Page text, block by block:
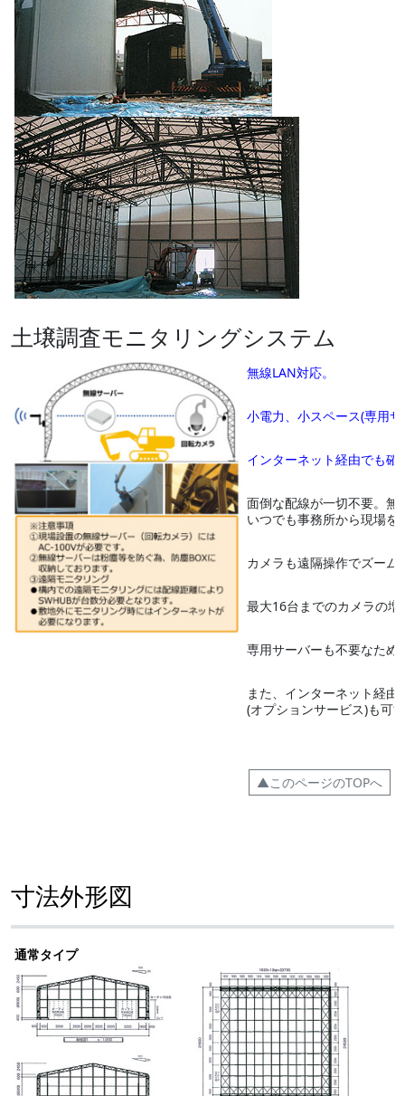
土壌調査モニタリングシステム
無線LAN対応。
小電力、小スペース(専用
インターネット経由でも
面倒な配線が一切不要。無
いつでも事務所から現場を
カメラも遠隔操作でズー
最大16台までのカメラの
専用サーバーも不要なため
また、インターネット経
(オプションサービス)も可
▲このページのTOPへ
寸法外形図
通常タイプ